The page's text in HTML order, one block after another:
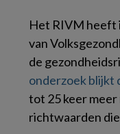
Het RIVM heeft
van
de
onderzoek blijkt
tot 25 keer
richtwaarden